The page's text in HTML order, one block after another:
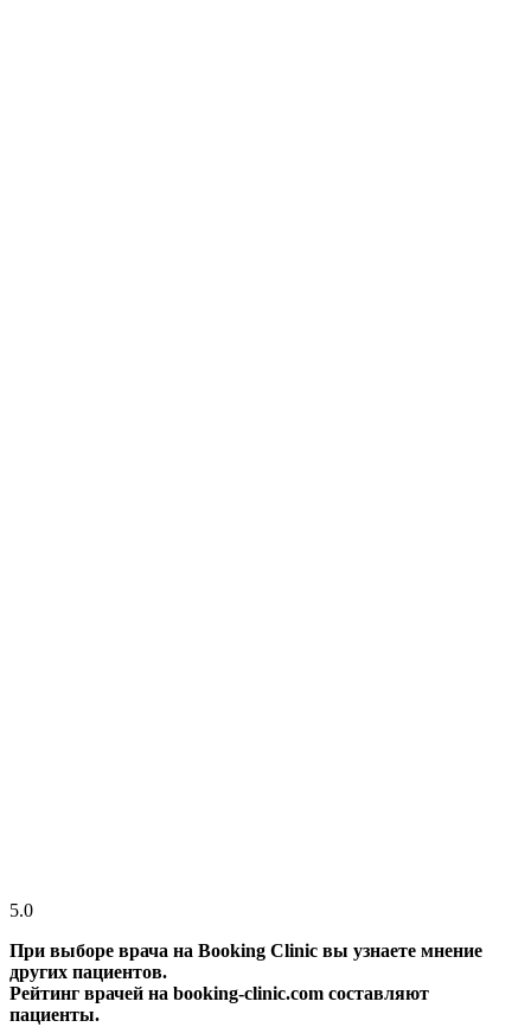
5.0
При выборе врача на Booking Clinic вы узнаете мнение
других пациентов.
Рейтинг врачей на booking-clinic.com составляют
пациенты.